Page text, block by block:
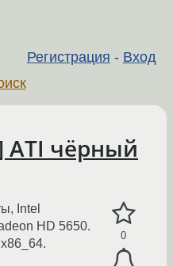
Регистрация - Вход
ATI чёрный
0
Intel
HD 5650.